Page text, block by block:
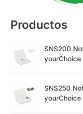
Productos
SNS200
yourChoice
SNS250
yourChoice